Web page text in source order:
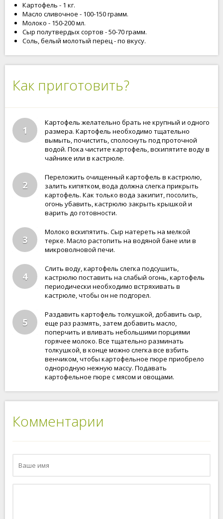
Картофель - 1 кг.
Масло сливочное - 100-150 грамм.
Молоко - 150-200 мл.
Сыр полутвердых сортов - 50-70 грамм.
Соль, белый молотый перец - по вкусу.
Как приготовить?
1
Картофель желательно брать не крупный и одного
размера. Картофель необходимо тщательно
вымыть, почистить, сполоснуть под проточной
водой. Пока чистите картофель, вскипятите воду в
чайнике или в кастрюле.
2
Переложить очищенный картофель в кастрюлю,
залить кипятком, вода должна слегка прикрыть
картофель. Как только вода закипит, посолить,
огонь убавить, кастрюлю закрыть крышкой и
варить до готовности.
3
Молоко вскипятить. Сыр натереть на мелкой
терке. Масло растопить на водяной бане или в
микроволновой печи.
4
Слить воду, картофель слегка подсушить,
кастрюлю поставить на слабый огонь, картофель
периодически необходимо встряхивать в
кастрюле, чтобы он не подгорел.
5
Раздавить картофель толкушкой, добавить сыр,
еще раз размять, затем добавить масло,
поперчить и вливать небольшими порциями
горячее молоко. Все тщательно разминать
толкушкой, в конце можно слегка все взбить
венчиком, чтобы картофельное пюре приобрело
однородную нежную массу. Подавать
картофельное пюре с мясом и овощами.
Комментарии